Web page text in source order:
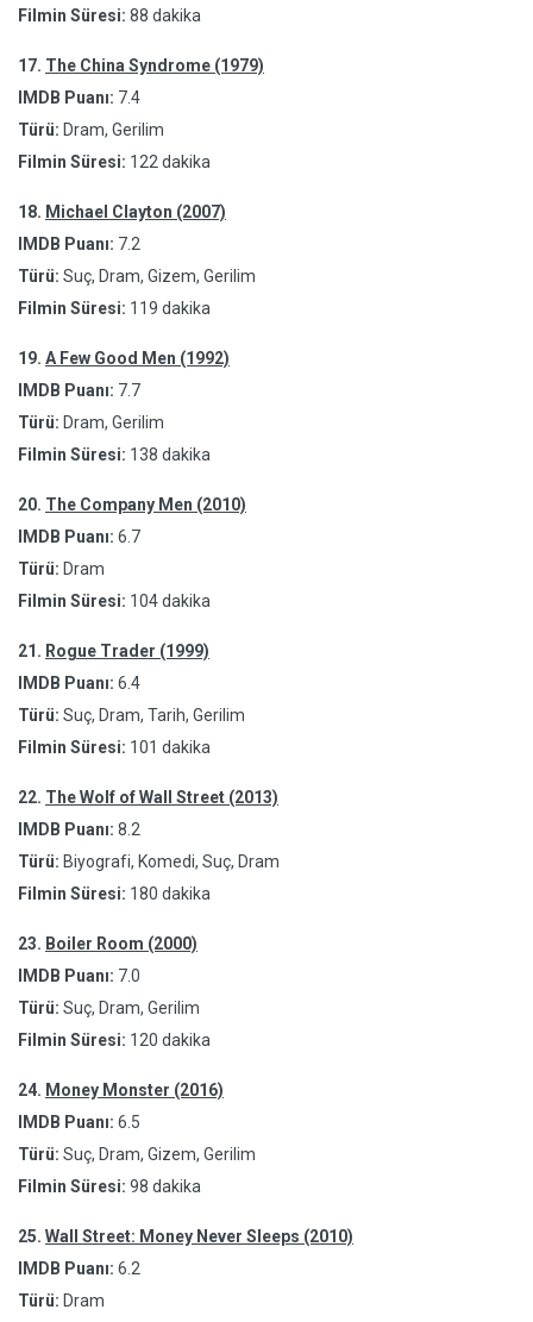
Filmin Süresi: 88 dakika
17. The China Syndrome (1979)
IMDB Puanı: 7.4
Türü: Dram, Gerilim
Filmin Süresi: 122 dakika
18. Michael Clayton (2007)
IMDB Puanı: 7.2
Türü: Suç, Dram, Gizem, Gerilim
Filmin Süresi: 119 dakika
19. A Few Good Men (1992)
IMDB Puanı: 7.7
Türü: Dram, Gerilim
Filmin Süresi: 138 dakika
20. The Company Men (2010)
IMDB Puanı: 6.7
Türü: Dram
Filmin Süresi: 104 dakika
21. Rogue Trader (1999)
IMDB Puanı: 6.4
Türü: Suç, Dram, Tarih, Gerilim
Filmin Süresi: 101 dakika
22. The Wolf of Wall Street (2013)
IMDB Puanı: 8.2
Türü: Biyografi, Komedi, Suç, Dram
Filmin Süresi: 180 dakika
23. Boiler Room (2000)
IMDB Puanı: 7.0
Türü: Suç, Dram, Gerilim
Filmin Süresi: 120 dakika
24. Money Monster (2016)
IMDB Puanı: 6.5
Türü: Suç, Dram, Gizem, Gerilim
Filmin Süresi: 98 dakika
25. Wall Street: Money Never Sleeps (2010)
IMDB Puanı: 6.2
Türü: Dram